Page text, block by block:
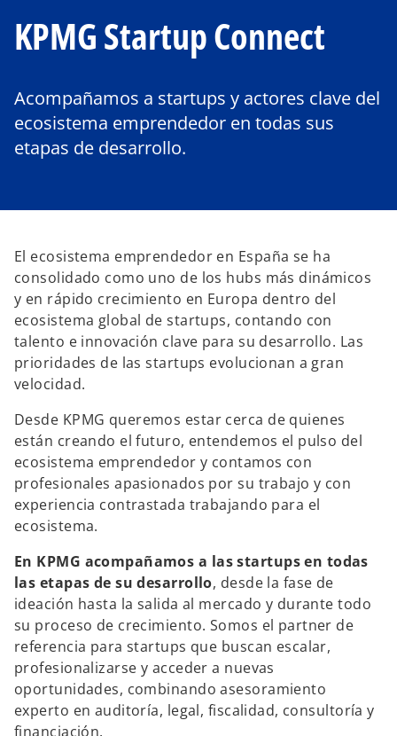
KPMG Startup Connect
Acompañamos a startups y actores clave del
ecosistema emprendedor en todas sus
etapas de desarrollo.
El ecosistema emprendedor en España se ha
consolidado como uno de los hubs más dinámicos
y en rápido crecimiento en Europa dentro del
ecosistema global de startups, contando con
talento e innovación clave para su desarrollo. Las
prioridades de las startups evolucionan a gran
velocidad.
Desde KPMG queremos estar cerca de quienes
están creando el futuro, entendemos el pulso del
ecosistema emprendedor y contamos con
profesionales apasionados por su trabajo y con
experiencia contrastada trabajando para el
ecosistema.
En KPMG acompañamos a las startups en todas
las etapas de su desarrollo, desde la fase de
ideación hasta la salida al mercado y durante todo
su proceso de crecimiento. Somos el partner de
referencia para startups que buscan escalar,
profesionalizarse y acceder a nuevas
oportunidades, combinando asesoramiento
experto en auditoría, legal, fiscalidad, consultoría y
financiación.